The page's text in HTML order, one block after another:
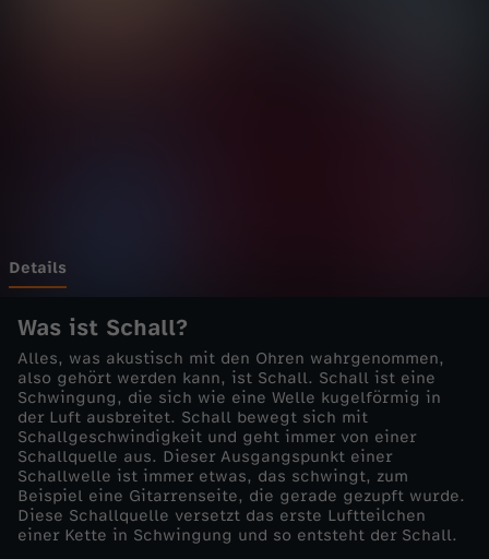
l
l
-
d
a
n
Details
Was ist Schall?
Alles, was akustisch mit den Ohren wahrgenommen,
also gehört werden kann, ist Schall. Schall ist eine
Schwingung, die sich wie eine Welle kugelförmig in
der Luft ausbreitet. Schall bewegt sich mit
Schallgeschwindigkeit und geht immer von einer
Schallquelle aus. Dieser Ausgangspunkt einer
Schallwelle ist immer etwas, das schwingt, zum
Beispiel eine Gitarrenseite, die gerade gezupft wurde.
Diese Schallquelle versetzt das erste Luftteilchen
einer Kette in Schwingung und so entsteht der Schall.